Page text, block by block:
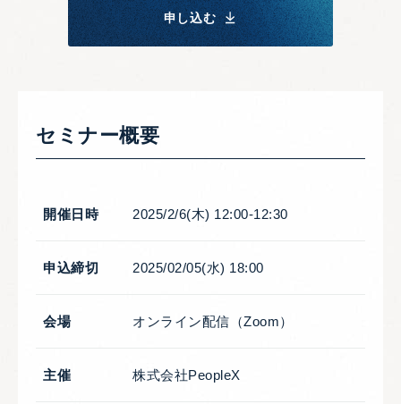
申し込む
セミナー概要
開催日時 2025/2/6(木) 12:00-12:30
申込締切 2025/02/05(水) 18:00
会場 オンライン配信（Zoom）
主催 株式会社PeopleX